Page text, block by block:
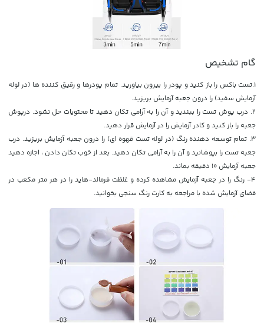
گام تشخیص
1.تست باکس را باز کنید و پودر را بیرون بیاورید. تمام پودرها و رقیق کننده ها (در لوله
آزمایش سفید) را درون جعبه آزمایش بریزید.
2. درب پوش تست را ببندید و آن را به آرامی تکان دهید تا محتویات حل نشود. درپوش
جعبه را باز کنید و کادر آزمایش را در آزمایش قرار دهید.
3. تمام توسعه دهنده رنگ (در لوله تست قهوه ای) را درون جعبه آزمایش بریزید. درب
جعبه تست را بپوشانید و آن را به آرامی تکان دهید. بعد از خوب تکان دادن ، اجازه دهید
جعبه آزمایش 10 دقیقه بماند.
4- رنگ را در جعبه آزمایش مشاهده کرده و غلظت فرمالد-هاید را در هر متر مکعب در
فضای آزمایش شده با مراجعه به کارت رنگ سنجی بخوانید.